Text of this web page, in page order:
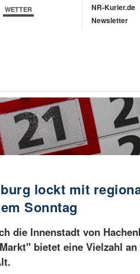
WETTER
NR-Kurier.de
Newsletter
lockt mit
Sonntag
die Innenstadt von
bietet eine Vielzahl